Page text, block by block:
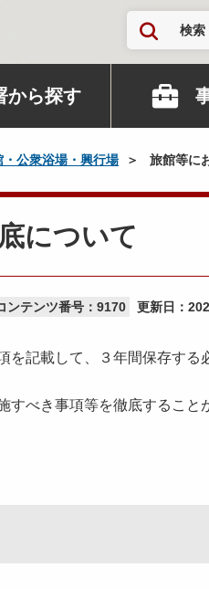
検索
から探す
・公衆浴場・興行場 旅館等に
について
ンテンツ番号：9170 更新日：
記載して、３年間保存する
べき事項等を徹底すること